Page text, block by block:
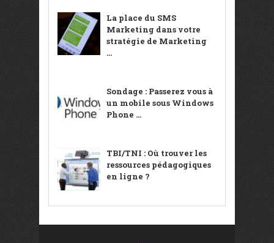
La place du SMS
Marketing dans votre
stratégie de Marketing
...
Sondage : Passerez vous à
un mobile sous Windows
Phone ...
TBI/TNI : Où trouver les
ressources pédagogiques
en ligne ?